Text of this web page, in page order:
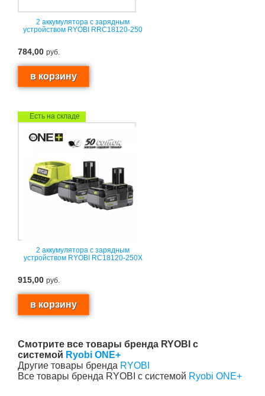
2 аккумулятора с зарядным
устройством RYOBI RRC18120-250
784,00 руб.
Есть на складе
2 аккумулятора с зарядным
устройством RYOBI RC18120-250X
915,00 руб.
Смотрите все товары бренда RYOBI с
системой Ryobi ONE+
Другие товары бренда RYOBI
Все товары бренда RYOBI с системой Ryobi ONE+